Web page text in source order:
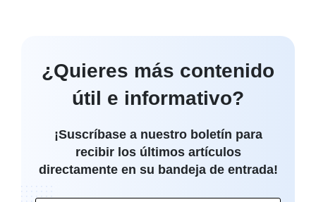
¿Quieres más contenido
útil e informativo?
¡Suscríbase a nuestro boletín para
recibir los últimos artículos
directamente en su bandeja de entrada!